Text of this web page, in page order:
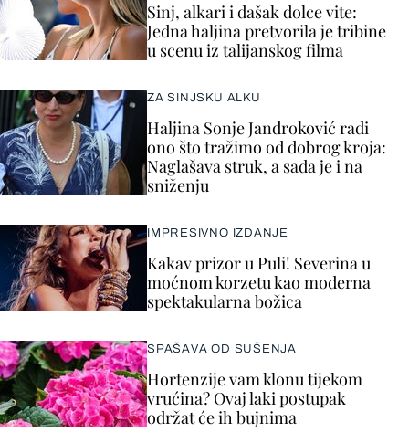
Sinj, alkari i dašak dolce vite:
Jedna haljina pretvorila je tribine
u scenu iz talijanskog filma
ZA SINJSKU ALKU
Haljina Sonje Jandroković radi
ono što tražimo od dobrog kroja:
Naglašava struk, a sada je i na
sniženju
IMPRESIVNO IZDANJE
Kakav prizor u Puli! Severina u
moćnom korzetu kao moderna
spektakularna božica
SPAŠAVA OD SUŠENJA
Hortenzije vam klonu tijekom
vrućina? Ovaj laki postupak
održat će ih bujnima